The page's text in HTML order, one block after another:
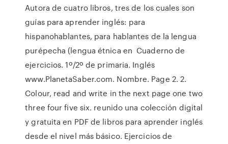
Autora de cuatro libros, tres de los cuales son
guías para aprender inglés: para
hispanohablantes, para hablantes de la lengua
purépecha (lengua étnica en Cuaderno de
ejercicios. 1º/2º de primaria. Inglés
www.PlanetaSaber.com. Nombre. Page 2. 2.
Colour, read and write in the next page one two
three four five six. reunido una colección digital
y gratuita en PDF de libros para aprender inglés
desde el nivel más básico. Ejercicios de